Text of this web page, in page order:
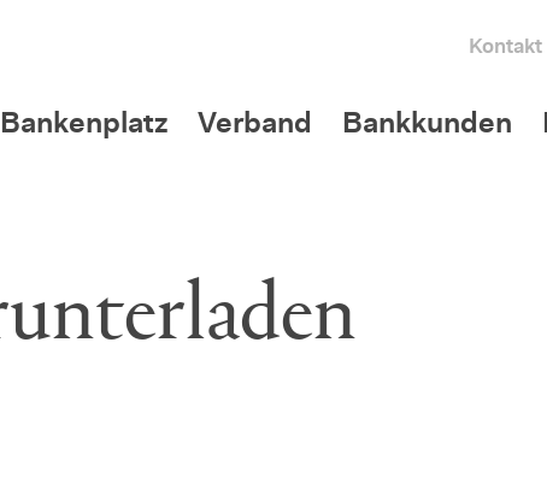
Kontakt
Bankenplatz Verband Bankkunden